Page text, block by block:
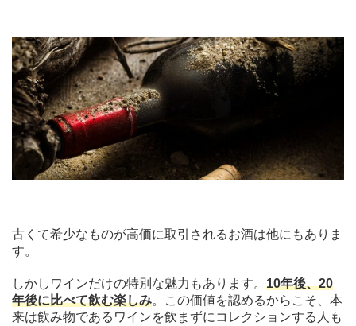
古くて希少なものが高価に取引されるお酒は他にもありま
す。
しかしワインだけの特別な魅力もあります。 10年後、20
年後に比べて飲む楽しみ。この価値を認めるからこそ、本
来は飲み物であるワインを飲まずにコレクションする人も